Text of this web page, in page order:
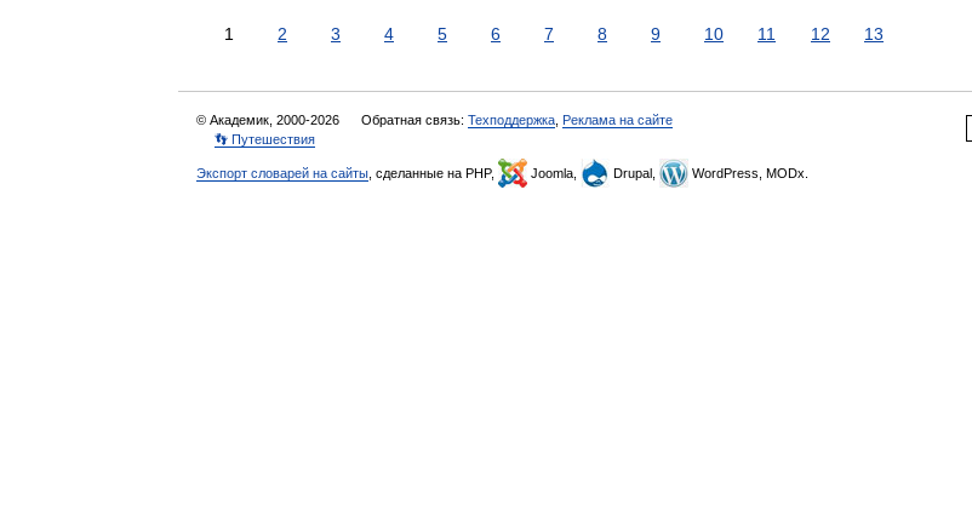
1 2 3 4 5 6 7 8 9 10 11 12 13
© Академик, 2000-2026 Обратная связь: Техподдержка Реклама на сайте
👣 Путешествия
Экспорт словарей на сайты , сделанные на PHP, Joomla, Drupal, WordPress, MODx.